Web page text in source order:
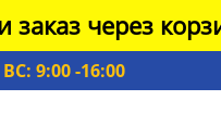
через
ВС: 9:00 -16:00